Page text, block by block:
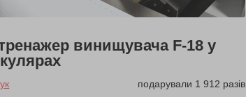
винищувача F-18 у
подарували 1 912 разів